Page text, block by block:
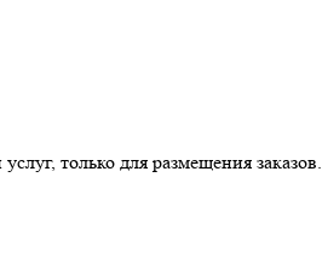
только для размещения заказов.